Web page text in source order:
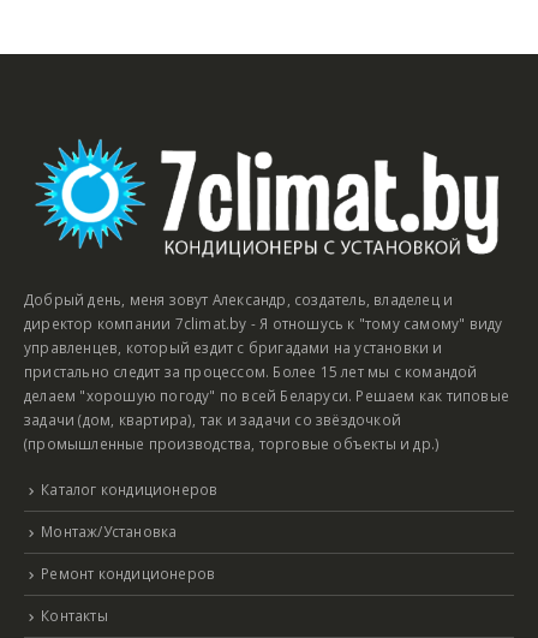
Добрый день, меня зовут Александр, создатель, владелец и
директор компании 7climat.by - Я отношусь к "тому самому" виду
управленцев, который ездит с бригадами на установки и
пристально следит за процессом. Более 15 лет мы с командой
делаем "хорошую погоду" по всей Беларуси. Решаем как типовые
задачи (дом, квартира), так и задачи со звёздочкой
(промышленные производства, торговые объекты и др.)
Каталог кондиционеров
Монтаж/Установка
Ремонт кондиционеров
Контакты